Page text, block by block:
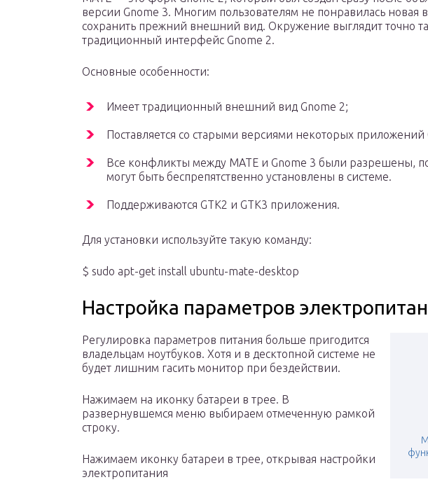
версии Gnome 3. Многим пользователям не понравилась новая
сохранить прежний внешний вид. Окружение выглядит точно
традиционный интерфейс Gnome 2.
Основные особенности:
Имеет традиционный внешний вид Gnome 2;
Поставляется со старыми версиями некоторых приложений
Все конфликты между MATE и Gnome 3 были разрешены,
могут быть беспрепятственно установлены в системе.
Поддерживаются GTK2 и GTK3 приложения.
Для установки используйте такую команду:
$ sudo apt-get install ubuntu-mate-desktop
Настройка параметров
Регулировка параметров питания больше пригодится
владельцам ноутбуков. Хотя и в десктопной системе не
будет лишним гасить монитор при бездействии.
Нажимаем на иконку батареи в трее. В
развернувшемся меню выбираем отмеченную рамкой
строку.
Нажимаем иконку батареи в трее, открывая настройки
электропитания